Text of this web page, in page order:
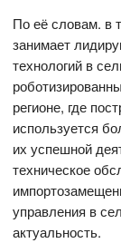
По её словам. в
занимает
технологий в
регионе, где
используется
их успешной
техническое
управления в
актуальность.